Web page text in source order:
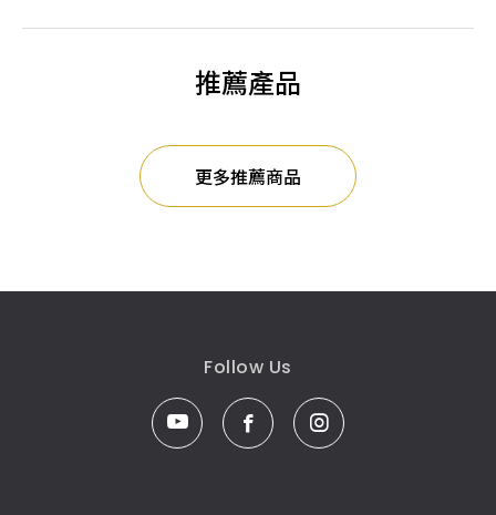
推薦產品
更多推薦商品
Follow Us